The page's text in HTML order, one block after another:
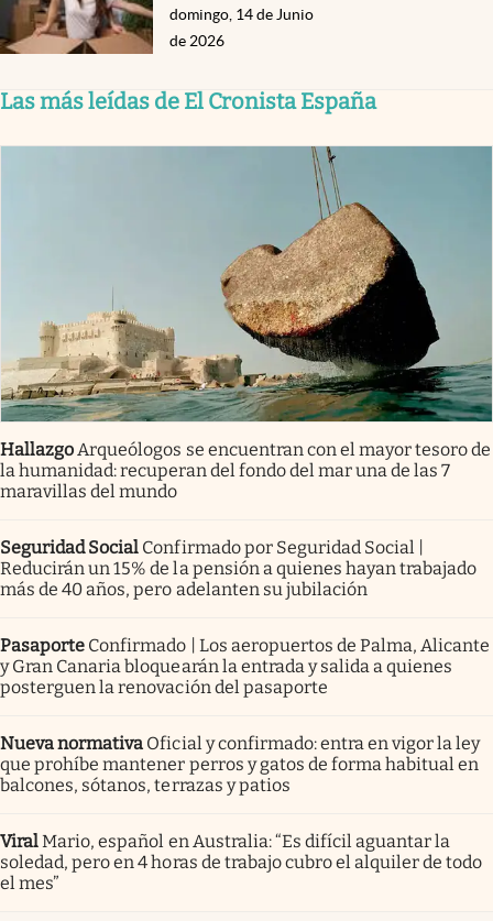
domingo, 14 de Junio
de 2026
Las más leídas de El Cronista España
HallazgoArqueólogos se encuentran con el mayor tesoro de
la humanidad: recuperan del fondo del mar una de las 7
maravillas del mundo
Seguridad Social Confirmado por Seguridad Social |
Reducirán un 15% de la pensión a quienes hayan trabajado
más de 40 años, pero adelanten su jubilación
Pasaporte Confirmado | Los aeropuertos de Palma, Alicante
y Gran Canaria bloquearán la entrada y salida a quienes
posterguen la renovación del pasaporte
Nueva normativa Oficial y confirmado: entra en vigor la ley
que prohíbe mantener perros y gatos de forma habitual en
balcones, sótanos, terrazas y patios
ViralMario, español en Australia: “Es difícil aguantar la
soledad, pero en 4 horas de trabajo cubro el alquiler de todo
el mes”